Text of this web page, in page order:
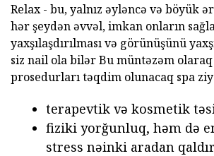
Relax - bu, yalnız əyləncə və böyük
hər şeydən əvvəl, imkan onların
yaxşılaşdırılması və görünüşünü
siz nail ola bilər Bu müntəzəm olaraq
prosedurları təqdim olunacaq spa
terapevtik və kosmetik
fiziki yorğunluq, həm də
stress nəinki aradan